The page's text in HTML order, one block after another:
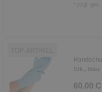
zzgl. ges.
Stk., blau
60.00